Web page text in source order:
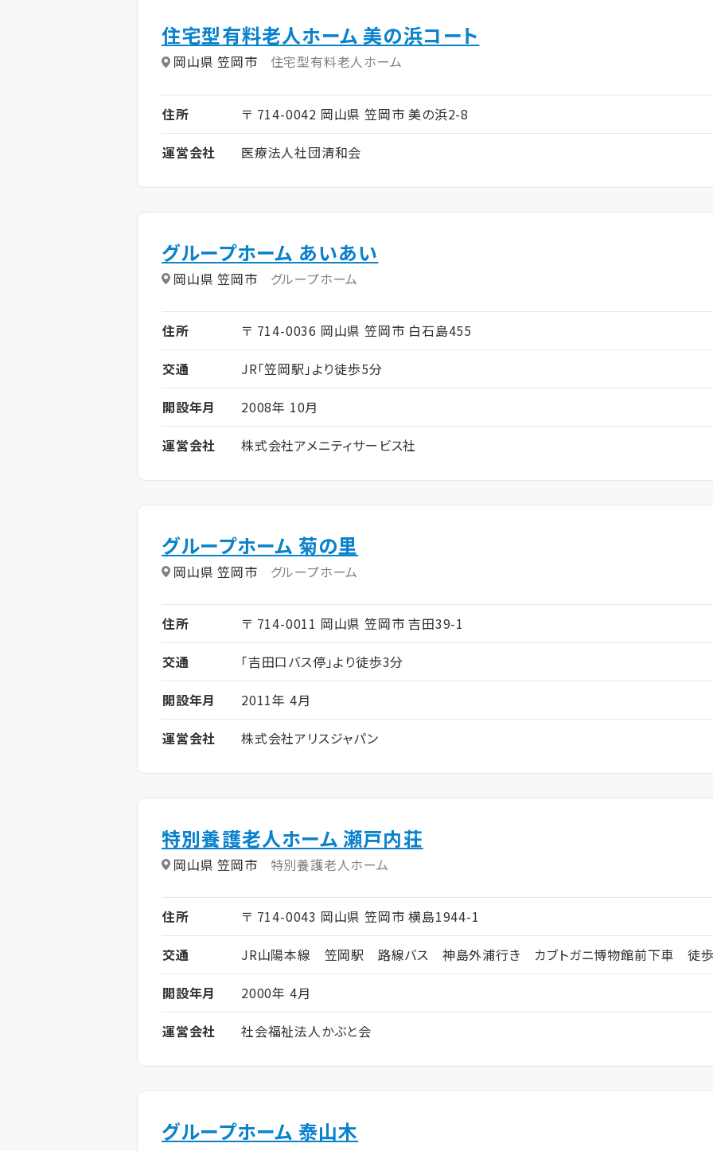
住宅型有料老人ホーム 美の浜コート
岡山県 笠岡市 住宅型有料老人ホーム
住所
〒 714-0042 岡山県 笠岡市 美の浜2-8
運営会社
医療法人社団清和会
グループホーム あいあい
岡山県 笠岡市 グループホーム
住所
〒 714-0036 岡山県 笠岡市 白石島455
交通
JR「笠岡駅」より徒歩5分
開設年月
2008年 10月
運営会社
株式会社アメニティサービス社
グループホーム 菊の里
岡山県 笠岡市 グループホーム
住所
〒 714-0011 岡山県 笠岡市 吉田39-1
交通
「吉田口バス停」より徒歩3分
開設年月
2011年 4月
運営会社
株式会社アリスジャパン
特別養護老人ホーム 瀬戸内荘
岡山県 笠岡市 特別養護老人ホーム
住所
〒 714-0043 岡山県 笠岡市 横島1944-1
交通
JR山陽本線 笠岡駅 路線バス 神島外浦行き カブトガニ博物館前下車 徒
開設年月
2000年 4月
運営会社
社会福祉法人かぶと会
グループホーム 泰山木